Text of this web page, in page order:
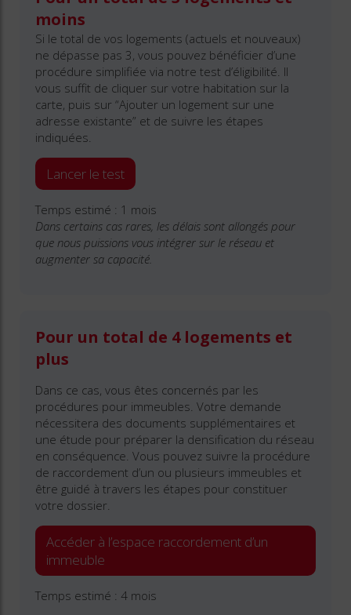
moins
Si le total de vos logements (actuels et nouveaux)
ne dépasse pas 3, vous pouvez bénéficier d’une
procédure simplifiée via notre test d’éligibilité. Il
vous suffit de cliquer sur votre habitation sur la
carte, puis sur “Ajouter un logement sur une
adresse existante” et de suivre les étapes
indiquées.
Lancer le test
Temps estimé : 1 mois
Dans certains cas rares, les délais sont allongés pour
que nous puissions vous intégrer sur le réseau et
augmenter sa capacité.
Pour un total de 4 logements et
plus
Dans ce cas, vous êtes concernés par les
procédures pour immeubles. Votre demande
nécessitera des documents supplémentaires et
une étude pour préparer la densification du réseau
en conséquence. Vous pouvez suivre la procédure
de raccordement d’un ou plusieurs immeubles et
être guidé à travers les étapes pour constituer
votre dossier.
Accéder à l’espace raccordement d’un
immeuble
Temps estimé : 4 mois